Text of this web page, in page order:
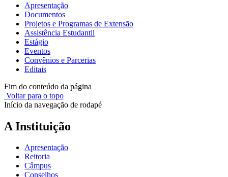
Apresentação
Documentos
Projetos e Programas de Extensão
Assistência Estudantil
Estágio
Eventos
Convênios e Parcerias
Editais
Fim do conteúdo da página
Voltar para o topo
Início da navegação de rodapé
A Instituição
Apresentação
Reitoria
Câmpus
Conselhos